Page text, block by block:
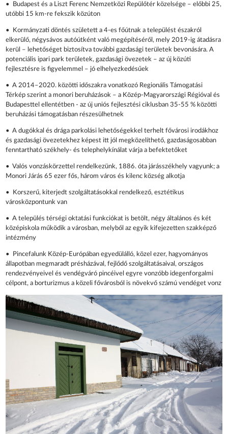
• Budapest és a Liszt Ferenc Nemzetközi Repülőtér közelsége – előbbi 25,
utóbbi 15 km-re fekszik közúton
• Kormányzati döntés született a 4-es főútnak a települést északról
elkerülő, négysávos autóútként való megépítéséről, mely 2019-ig átadásra
kerül – lehetőséget biztosítva további gazdasági területek bevonására. A
potenciális ipari park területek, gazdasági övezetek – az új közúti
fejlesztésre is figyelemmel – jó elhelyezkedésűek
• A 2014–2020. közötti időszakra vonatkozó Regionális Támogatási
Térkép szerint a monori beruházások – a Közép-Magyarországi Régióval és
Budapesttel ellentétben - az új uniós fejlesztési ciklusban 35-55 % közötti
beruházási támogatásban részesülhetnek
• A dugókkal és drága parkolási lehetőségekkel terhelt fővárosi irodákhoz
és gazdasági övezetekhez képest itt jól megközelíthető, gazdaságosabban
fenntartható székhely- és telephelykínálat várja a befektetőket
• Valós vonzáskörzettel rendelkezünk, 1886. óta járásszékhely vagyunk; a
Monori Járás 65 ezer fős, három város és kilenc község alkotja
• Korszerű, kiterjedt szolgáltatásokkal rendelkező, esztétikus
városközpontunk van
• A település térségi oktatási funkciókat is betölt, négy általános és két
középiskola működik a városban, melyből az egyik kifejezetten szakképző
intézmény
• Pincefalunk Közép-Európában egyedülálló, közel ezer, hagyományos
állapotban megmaradt présházával, fejlődő szolgáltatásaival, országos
rendezvényeivel és vendégváró pincéivel egyre vonzóbb idegenforgalmi
célpont, a borturizmus a közeli fővárosból is növekvő számú vendéget vonz